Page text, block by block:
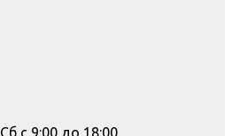
с 9:00 до 18:00,